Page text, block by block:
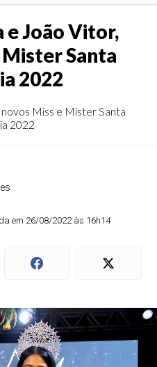
e João Vitor,
Santa
2022
Miss e Mister Santa
2022
em 26/08/2022 às 16h14